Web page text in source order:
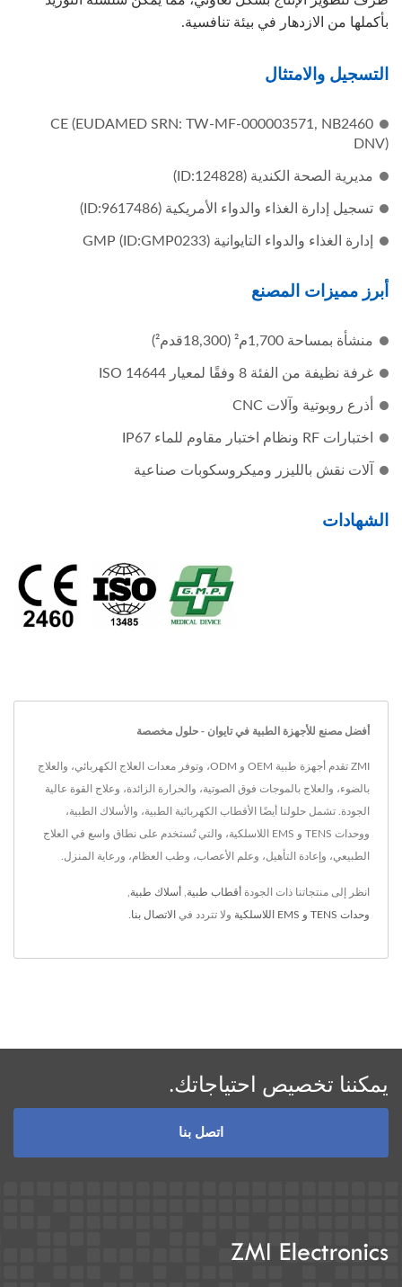
بأكملها من الازدهار في بيئة تنافسية.
التسجيل والامتثال
CE (EUDAMED SRN: TW-MF-000003571, NB2460
DNV)
مديرية الصحة الكندية (ID:124828)
تسجيل إدارة الغذاء والدواء الأمريكية (ID:9617486)
إدارة الغذاء والدواء التايوانية GMP (ID:GMP0233)
أبرز مميزات المصنع
منشأة بمساحة 1,700م² (18,300قدم²)
غرفة نظيفة من الفئة 8 وفقًا لمعيار ISO 14644
أذرع روبوتية وآلات CNC
اختبارات RF ونظام اختبار مقاوم للماء IP67
آلات نقش بالليزر وميكروسكوبات صناعية
الشهادات
أفضل مصنع للأجهزة الطبية في تايوان - حلول مخصصة
ZMI تقدم أجهزة طبية OEM و ODM، وتوفر معدات العلاج الكهربائي، والعلاج
بالضوء، والعلاج بالموجات فوق الصوتية، والحرارة الزائدة، وعلاج القوة عالية
الجودة. تشمل حلولنا أيضًا الأقطاب الكهربائية الطبية، والأسلاك الطبية،
ووحدات TENS و EMS اللاسلكية، والتي تُستخدم على نطاق واسع في العلاج
الطبيعي، وإعادة التأهيل، وعلم الأعصاب، وطب العظام، ورعاية المنزل.
انظر إلى منتجاتنا ذات الجودة أقطاب طبية أسلاك طبية
وحدات TENS و EMS اللاسلكية ولا تتردد في الاتصال بنا
يمكننا تخصيص احتياجاتك.
اتصل بنا